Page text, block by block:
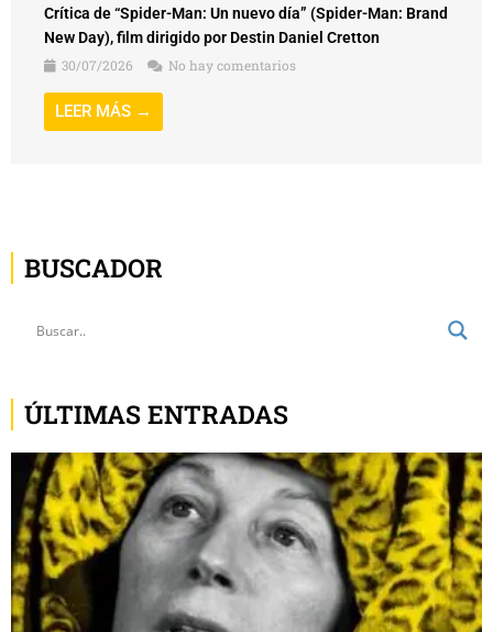
Crítica de “Spider-Man: Un nuevo día” (Spider-Man: Brand
New Day), film dirigido por Destin Daniel Cretton
30/07/2026
No hay comentarios
LEER MÁS →
BUSCADOR
ÚLTIMAS ENTRADAS